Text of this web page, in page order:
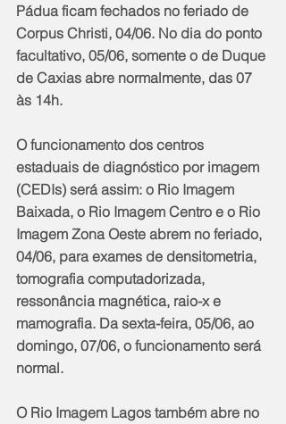
Pádua ficam fechados no feriado de
Corpus Christi, 04/06. No dia do ponto
facultativo, 05/06, somente o de Duque
de Caxias abre normalmente, das 07
às 14h.
O funcionamento dos centros
estaduais de diagnóstico por imagem
(CEDIs) será assim: o Rio Imagem
Baixada, o Rio Imagem Centro e o Rio
Imagem Zona Oeste abrem no feriado,
04/06, para exames de densitometria,
tomografia computadorizada,
ressonância magnética, raio-x e
mamografia. Da sexta-feira, 05/06, ao
domingo, 07/06, o funcionamento será
normal.
O Rio Imagem Lagos também abre no